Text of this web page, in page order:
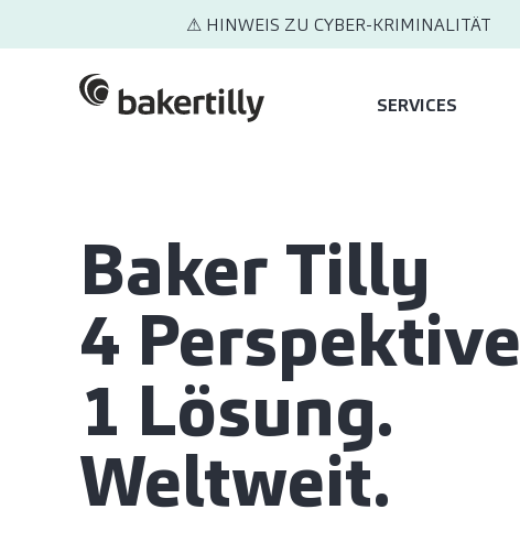
⚠ HINWEIS ZU CYBER-KRIMINALITÄT
SERVICES
Baker Tilly
4
1 Lösung.
Weltweit.